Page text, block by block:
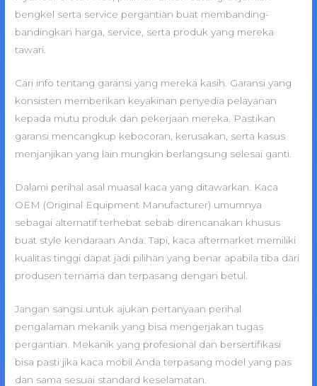
bengkel serta service pergantian buat membanding-
bandingkan harga, service, serta produk yang mereka
tawari.
Cari info tentang garansi yang mereka kasih. Garansi yang
konsisten memberikan keyakinan penyedia pelayanan
kepada mutu produk dan pekerjaan mereka. Pastikan
garansi mencangkup kebocoran, kerusakan, serta kasus
menjanjikan yang lain mungkin berlangsung selesai ganti.
Dalami perihal asal muasal kaca yang ditawarkan. Kaca
OEM (Original Equipment Manufacturer) umumnya
sebagai alternatif terhebat sebab direncanakan khusus
buat style kendaraan Anda. Tapi, kaca aftermarket memiliki
kualitas tinggi dapat jadi pilihan yang benar apabila tiba dari
produsen ternama dan terpasang dengan betul.
Jangan sangsi untuk ajukan pertanyaan perihal
pengalaman mekanik yang bisa mengerjakan tugas
pergantian. Mekanik yang profesional dan bersertifikasi
bisa pasti jika kaca mobil Anda terpasang model yang pas
dan sama sesuai standard keselamatan.